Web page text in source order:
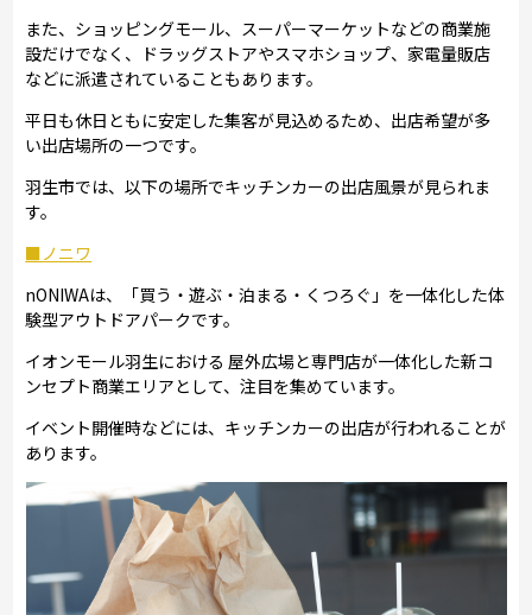
また、ショッピングモール、スーパーマーケットなどの商業施
設だけでなく、ドラッグストアやスマホショップ、家電量販店
などに派遣されていることもあります。
平日も休日ともに安定した集客が見込めるため、出店希望が多
い出店場所の一つです。
羽生市では、以下の場所でキッチンカーの出店風景が見られま
す。
■ノニワ
nONIWAは、「買う・遊ぶ・泊まる・くつろぐ」を一体化した体
験型アウトドアパークです。
イオンモール羽生における 屋外広場と専門店が一体化した新コ
ンセプト商業エリアとして、注目を集めています。
イベント開催時などには、キッチンカーの出店が行われることが
あります。